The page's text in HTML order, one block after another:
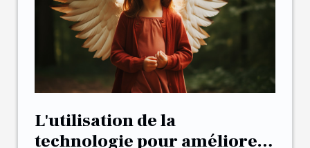
L'utilisation de la
technologie pour améliorer